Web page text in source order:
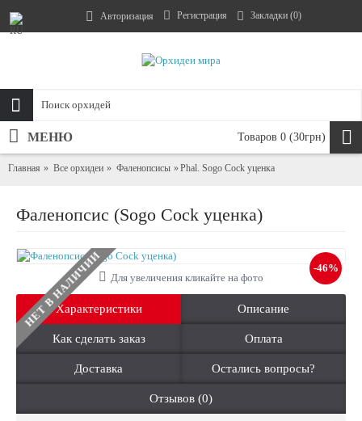
Авторизация Регистрация Закладки (0)
Товаров 0 (30грн)
МЕНЮ
Главная Все орхидеи Фаленопсисы Phal. Sogo Cock уценка
Фаленопсис (Sogo Cock уценка)
-46%
НЕТ В НАЛИЧИИ Для увеличения кликайте на фото
Характеристики Описание
Как сделать заказ Оплата
Доставка Остались вопросы?
Отзывов (0)